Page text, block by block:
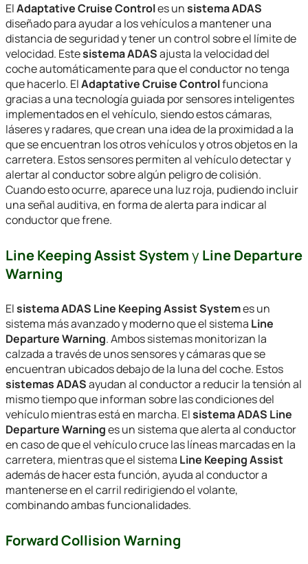
ElAdaptative Cruise Controles unsistema ADAS
diseñado para ayudar a los vehículos a mantener una
distancia de seguridad y tener un control sobre el límite de
velocidad. Estesistema ADASajusta la velocidad del
coche automáticamente para que el conductor no tenga
que hacerlo. ElAdaptative Cruise Controlfunciona
gracias a una tecnología guiada por sensores inteligentes
implementados en el vehículo, siendo estos cámaras,
láseres y radares, que crean una idea de la proximidad a la
que se encuentran los otros vehículos y otros objetos en la
carretera. Estos sensores permiten al vehículo detectar y
alertar al conductor sobre algún peligro de colisión.
Cuando esto ocurre, aparece una luz roja, pudiendo incluir
una señal auditiva, en forma de alerta para indicar al
conductor que frene.
Line Keeping Assist Systemy Line Departure
Warning
Elsistema ADAS Line Keeping Assist Systemes un
sistema más avanzado y moderno que el sistema Line
Departure Warning. Ambos sistemas monitorizan la
calzada a través de unos sensores y cámaras que se
encuentran ubicados debajo de la luna del coche. Estos
sistemas ADASayudan al conductor a reducir la tensión al
mismo tiempo que informan sobre las condiciones del
vehículo mientras está en marcha. Elsistema ADAS Line
Departure Warninges un sistema que alerta al conductor
en caso de que el vehículo cruce las líneas marcadas en la
carretera, mientras que el sistema Line Keeping Assist
además de hacer esta función, ayuda al conductor a
mantenerse en el carril redirigiendo el volante,
combinando ambas funcionalidades.
ForwardCollisionWarning